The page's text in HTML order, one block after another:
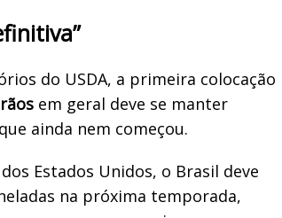
do USDA, a primeira colocação
em geral deve se manter
ainda nem começou.
Estados Unidos, o Brasil deve
na próxima temporada,